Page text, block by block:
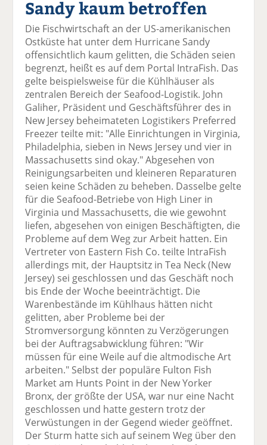
el
a
uf
F
ac
e
b
o
o
k
te
il
e
n
el
t
wi
tt
er
n
a
uf
Li
n
k
e
di
n
te
il
e
n
er
m
ai
v
er
se
n
d
n
ru
e
n
Sandy kaum betroffen
Die Fischwirtschaft an der US-amerikanischen
Ostküste hat unter dem Hurricane Sandy
offensichtlich kaum gelitten, die Schäden seien
begrenzt, heißt es auf dem Portal IntraFish. Das
gelte beispielsweise für die Kühlhäuser als
zentralen Bereich der Seafood-Logistik. John
Galiher, Präsident und Geschäftsführer des in
New Jersey beheimateten Logistikers Preferred
Freezer teilte mit: "Alle Einrichtungen in Virginia,
Philadelphia, sieben in News Jersey und vier in
Massachusetts sind okay." Abgesehen von
Reinigungsarbeiten und kleineren Reparaturen
seien keine Schäden zu beheben. Dasselbe gelte
für die Seafood-Betriebe von High Liner in
Virginia und Massachusetts, die wie gewohnt
liefen, abgesehen von einigen Beschäftigten, die
Probleme auf dem Weg zur Arbeit hatten. Ein
Vertreter von Eastern Fish Co. teilte IntraFish
allerdings mit, der Hauptsitz in Tea Neck (New
Jersey) sei geschlossen und das Geschäft noch
bis Ende der Woche beeinträchtigt. Die
Warenbestände im Kühlhaus hätten nicht
gelitten, aber Probleme bei der
Stromversorgung könnten zu Verzögerungen
bei der Auftragsabwicklung führen: "Wir
müssen für eine Weile auf die altmodische Art
arbeiten." Selbst der populäre Fulton Fish
Market am Hunts Point in der New Yorker
Bronx, der größte der USA, war nur eine Nacht
geschlossen und hatte gestern trotz der
Verwüstungen in der Gegend wieder geöffnet.
Der Sturm hatte sich auf seinem Weg über den